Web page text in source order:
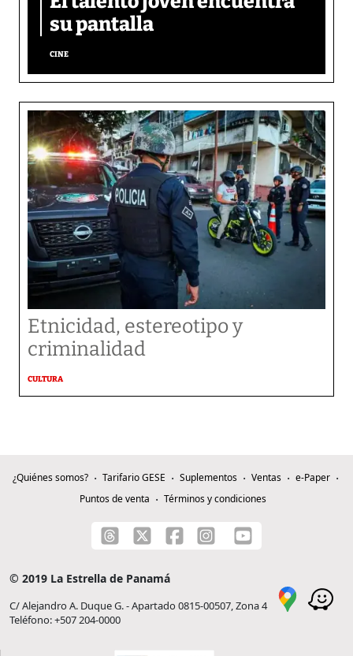
su pantalla​
CINE
Etnicidad, estereotipo y
criminalidad
CULTURA
¿Quiénes somos? Tarifario GESE Suplementos Ventas
e-Paper
Puntos de venta
Términos y condiciones
© 2019 La Estrella de Panamá
C/ Alejandro A. Duque G. - Apartado 0815-00507, Zona 4
Teléfono: +507 204-0000